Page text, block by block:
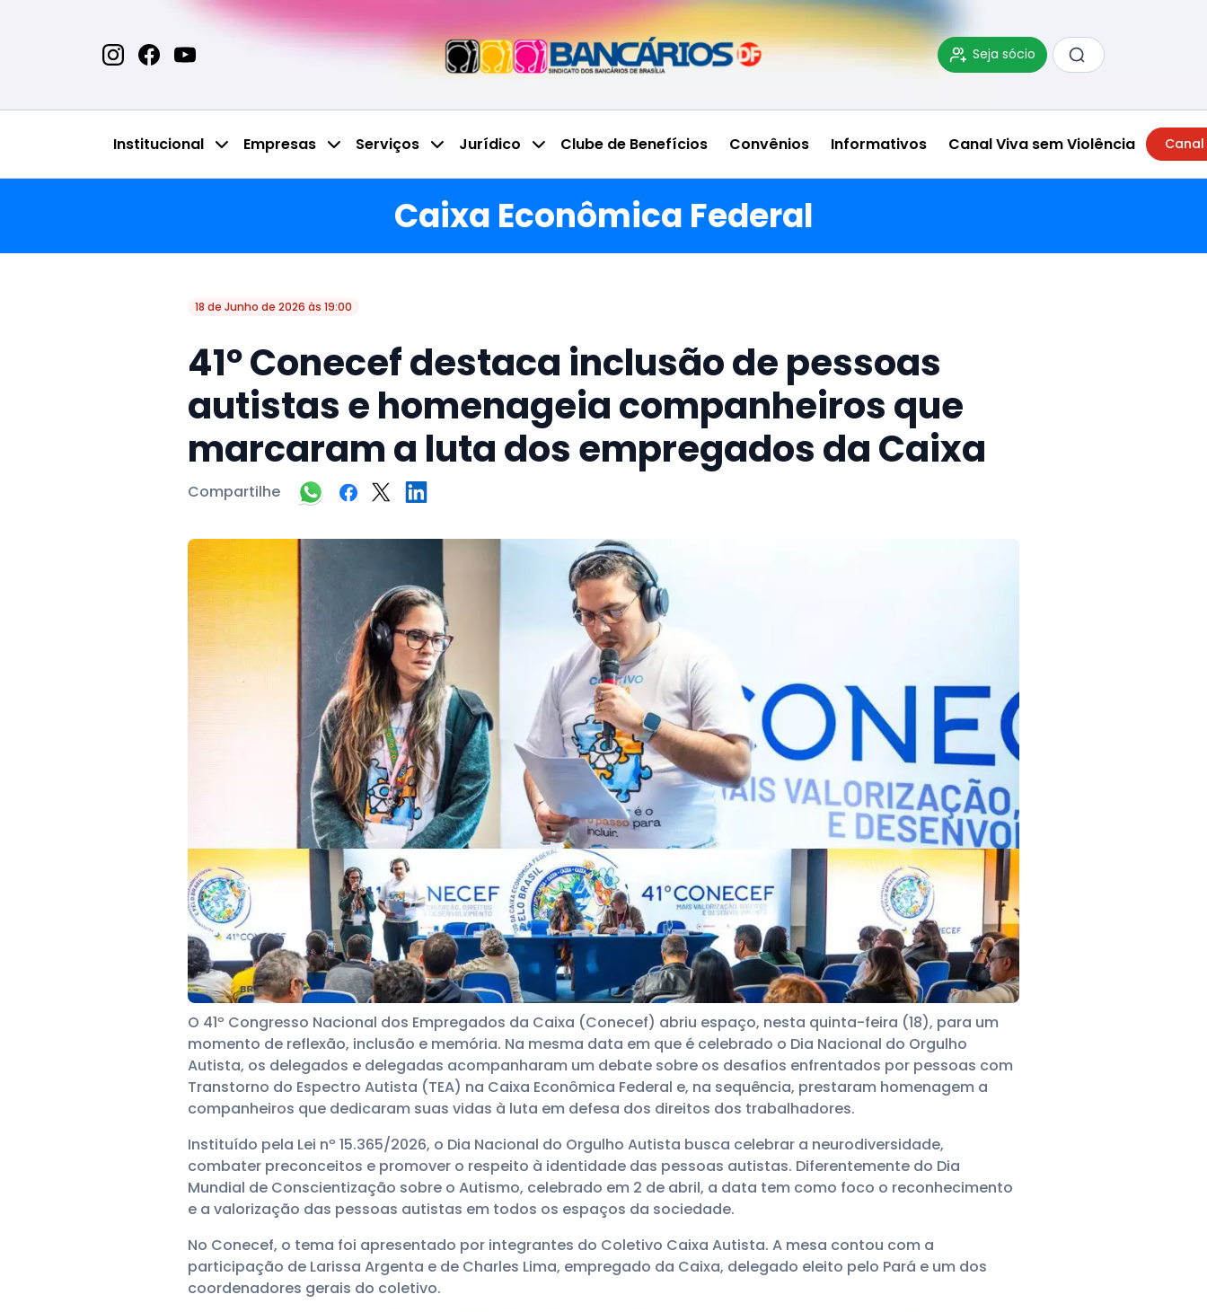
Seja sócio
Institucional Empresas Serviços Jurídico Clube de Benefícios Convênios Informativos Canal Viva sem Violência
Caixa Econômica Federal
18 de Junho de 2026 às 19:00
41º Conecef destaca inclusão de pessoas
autistas e homenageia companheiros que
marcaram a luta dos empregados da Caixa
Compartilhe
O 41º Congresso Nacional dos Empregados da Caixa (Conecef) abriu espaço, nesta quinta-feira (18), para um
momento de reflexão, inclusão e memória. Na mesma data em que é celebrado o Dia Nacional do Orgulho
Autista, os delegados e delegadas acompanharam um debate sobre os desafios enfrentados por pessoas com
Transtorno do Espectro Autista (TEA) na Caixa Econômica Federal e, na sequência, prestaram homenagem a
companheiros que dedicaram suas vidas à luta em defesa dos direitos dos trabalhadores.
Instituído pela Lei nº 15.365/2026, o Dia Nacional do Orgulho Autista busca celebrar a neurodiversidade,
combater preconceitos e promover o respeito à identidade das pessoas autistas. Diferentemente do Dia
Mundial de Conscientização sobre o Autismo, celebrado em 2 de abril, a data tem como foco o reconhecimento
e a valorização das pessoas autistas em todos os espaços da sociedade.
No Conecef, o tema foi apresentado por integrantes do Coletivo Caixa Autista. A mesa contou com a
participação de Larissa Argenta e de Charles Lima, empregado da Caixa, delegado eleito pelo Pará e um dos
coordenadores gerais do coletivo.